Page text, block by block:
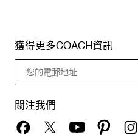
獲得更多COACH資訊
關注我們